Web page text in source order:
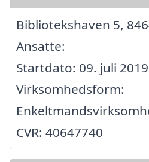
Bibliotekshaven 5,
Ansatte:
Startdato: 09. juli
Virksomhedsform:
CVR: 40647740